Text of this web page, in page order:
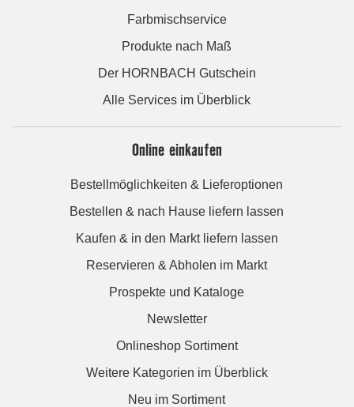
Farbmischservice
Produkte nach Maß
Der HORNBACH Gutschein
Alle Services im Überblick
Online einkaufen
Bestellmöglichkeiten & Lieferoptionen
Bestellen & nach Hause liefern lassen
Kaufen & in den Markt liefern lassen
Reservieren & Abholen im Markt
Prospekte und Kataloge
Newsletter
Onlineshop Sortiment
Weitere Kategorien im Überblick
Neu im Sortiment